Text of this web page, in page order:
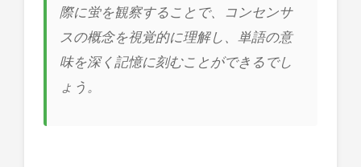
際に蛍を観察することで、コンセンサ
スの概念を視覚的に理解し、単語の意
味を深く記憶に刻むことができるでし
ょう。